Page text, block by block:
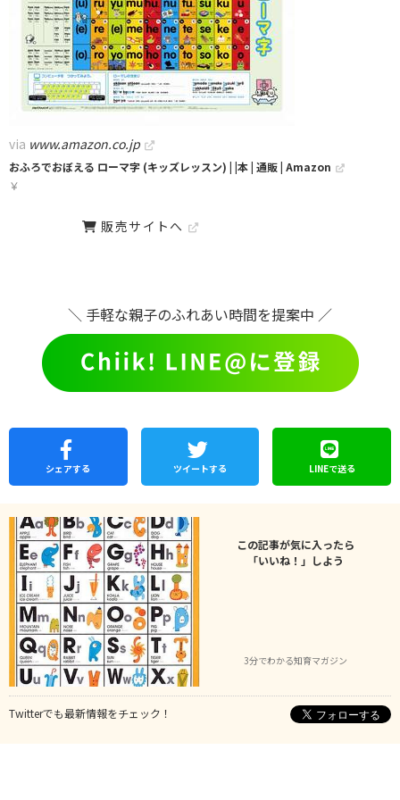
via www.amazon.co.jp
おふろでおぼえる ローマ字 (キッズレッスン) | |本 | 通販 | Amazon
￥
販売サイトへ
＼ 手軽な親子のふれあい時間を提案中 ／
シェアする ツイートする LINEで送る
この記事が気に入ったら
「いいね！」しよう
3分でわかる知育マガジン
Twitterでも最新情報をチェック！